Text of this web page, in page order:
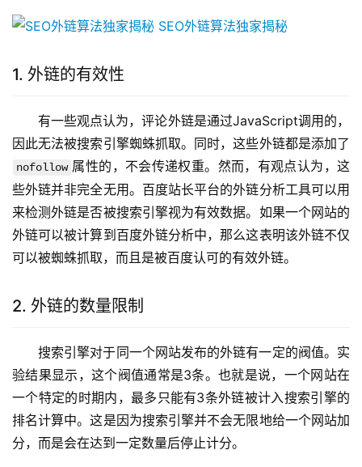
1. 外链的有效性
有一些观点认为，评论外链是通过JavaScript调用的，
因此无法被搜索引擎蜘蛛抓取。同时，这些外链都是添加了
nofollow 属性的，不会传递权重。然而，有观点认为，这
些外链并非完全无用。百度站长平台的外链分析工具可以用
来检测外链是否被搜索引擎视为有效数据。如果一个网站的
外链可以被计算到百度外链分析中，那么这表明该外链不仅
可以被蜘蛛抓取，而且是被百度认可的有效外链。
2. 外链的数量限制
搜索引擎对于同一个网站发布的外链有一定的阀值。实
验结果显示，这个阀值通常是3条。也就是说，一个网站在
一个特定的时期内，最多只能有3条外链被计入搜索引擎的
排名计算中。这是因为搜索引擎并不会无限地给一个网站加
分，而是会在达到一定数量后停止计分。